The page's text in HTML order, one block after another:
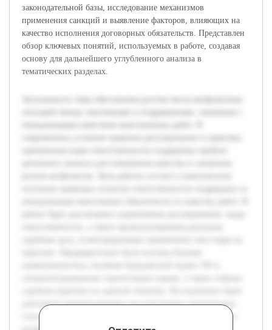
законодательной базы, исследование механизмов
применения санкций и выявление факторов, влияющих на
качество исполнения договорных обязательств. Представлен
обзор ключевых понятий, используемых в работе, создавая
основу для дальнейшего углубленного анализа в
тематических разделах.
дополнено рекомендациями для участников строительных
отношений с целью минимизации рисков возникновения